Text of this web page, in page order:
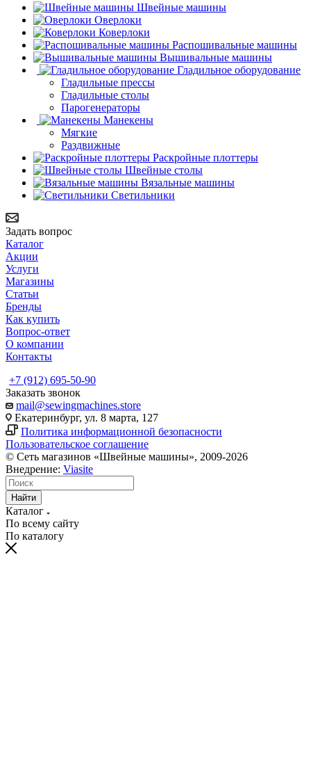
Швейные машины
Оверлоки
Коверлоки
Распошивальные машины
Вышивальные машины
Гладильное оборудование
Гладильные прессы
Гладильные столы
Парогенераторы
Манекены
Мягкие
Раздвижные
Раскройные плоттеры
Швейные столы
Вязальные машины
Светильники
Задать вопрос
Каталог
Акции
Услуги
Магазины
Статьи
Бренды
Как купить
Вопрос-ответ
О компании
Контакты
+7 (912) 695-50-90
Заказать звонок
mail@sewingmachines.store
Екатеринбург, ул. 8 марта, 127
Политика информационной безопасности
Пользовательское соглашение
© Сеть магазинов «Швейные машины», 2009-2026
Внедрение: Viasite
Найти
Каталог
По всему сайту
По каталогу